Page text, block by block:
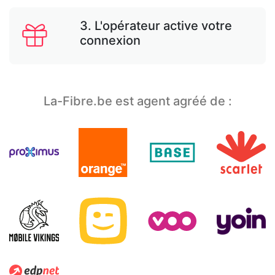
3. L'opérateur active votre
connexion
La-Fibre.be est agent agréé de :